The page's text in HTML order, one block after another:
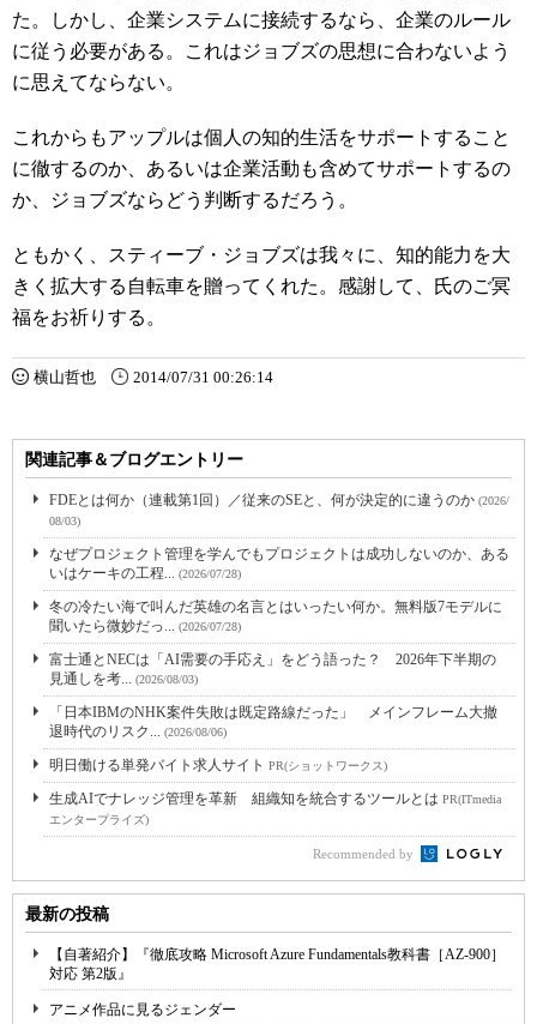
た。しかし、企業システムに接続するなら、企業のルール
に従う必要がある。これはジョブズの思想に合わないよう
に思えてならない。
これからもアップルは個人の知的生活をサポートすること
に徹するのか、あるいは企業活動も含めてサポートするの
か、ジョブズならどう判断するだろう。
ともかく、スティーブ・ジョブズは我々に、知的能力を大
きく拡大する自転車を贈ってくれた。感謝して、氏のご冥
福をお祈りする。
横山哲也 2014/07/31 00:26:14
関連記事＆ブログエントリー
FDEとは何か（連載第1回）／従来のSEと、何が決定的に違うのか (2026/
08/03)
なぜプロジェクト管理を学んでもプロジェクトは成功しないのか、ある
いはケーキの工程... (2026/07/28)
冬の冷たい海で叫んだ英雄の名言とはいったい何か。無料版7モデルに
聞いたら微妙だっ... (2026/07/28)
富士通とNECは「AI需要の手応え」をどう語った？ 2026年下半期の
見通しを考... (2026/08/03)
「日本IBMのNHK案件失敗は既定路線だった」 メインフレーム大撤
退時代のリスク... (2026/08/06)
明日働ける単発バイト求人サイト PR(ショットワークス)
生成AIでナレッジ管理を革新 組織知を統合するツールとは PR(ITmedia
エンタープライズ)
Recommended by
最新の投稿
【自著紹介】『徹底攻略 Microsoft Azure Fundamentals教科書［AZ-900］
対応 第2版』
アニメ作品に見るジェンダー